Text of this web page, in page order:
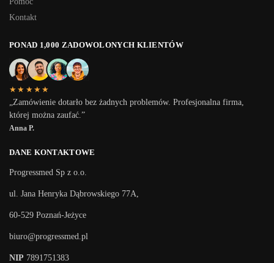
Kontakt
PONAD 1,000 ZADOWOLONYCH KLIENTÓW
★★★★★
„Zamówienie dotarło bez żadnych problemów. Profesjonalna firma,
której można zaufać.”
Anna P.
DANE KONTAKTOWE
Progressmed Sp z o.o.
ul. Jana Henryka Dąbrowskiego 77A,
60-529 Poznań-Jeżyce
biuro@progressmed.pl
NIP 7891751383